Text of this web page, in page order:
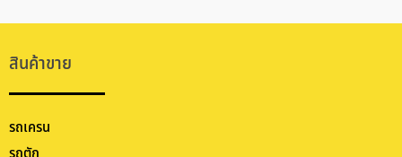
สินค้าขาย
รถเครน